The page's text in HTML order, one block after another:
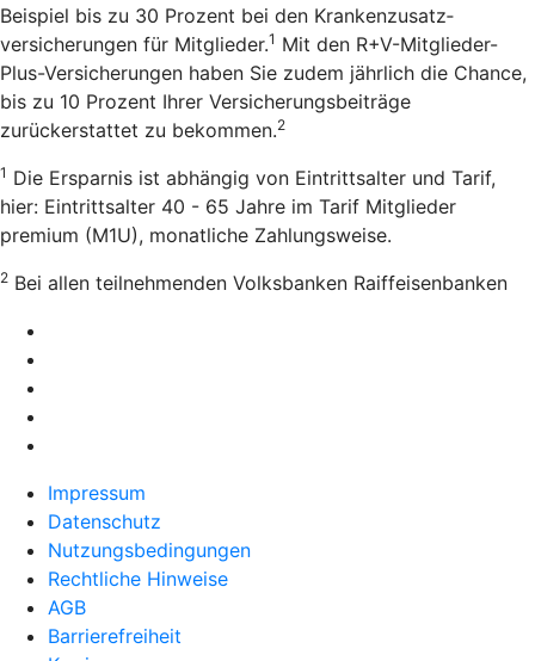
Beispiel bis zu 30 Prozent bei den Kranken­zusatz­
versicherungen für Mitglieder.1 Mit den R+V-Mitglieder-
Plus-Versicherungen haben Sie zudem jährlich die Chance,
bis zu 10 Prozent Ihrer Versicherungsbeiträge
zurückerstattet zu bekommen.2
1 Die Ersparnis ist abhängig von Eintrittsalter und Tarif,
hier: Eintrittsalter 40 - 65 Jahre im Tarif Mitglieder
premium (M1U), monatliche Zahlungsweise.
2 Bei allen teilnehmenden Volksbanken Raiffeisenbanken
Impressum
Datenschutz
Nutzungsbedingungen
Rechtliche Hinweise
AGB
Barrierefreiheit